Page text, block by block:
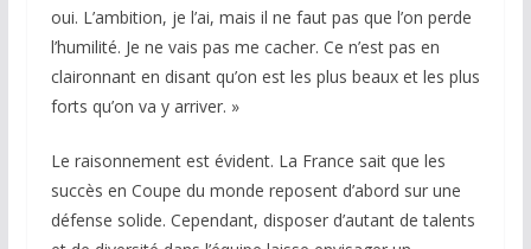
oui. L’ambition, je l’ai, mais il ne faut pas que l’on perde
l’humilité. Je ne vais pas me cacher. Ce n’est pas en
claironnant en disant qu’on est les plus beaux et les plus
forts qu’on va y arriver. »
Le raisonnement est évident. La France sait que les
succès en Coupe du monde reposent d’abord sur une
défense solide. Cependant, disposer d’autant de talents